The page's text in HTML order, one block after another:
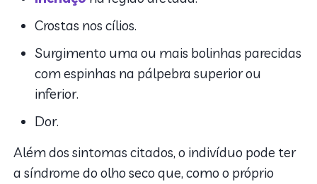
Crostas nos cílios.
Surgimento uma ou mais bolinhas parecidas
com espinhas na pálpebra superior ou
inferior.
Dor.
Além dos sintomas citados, o indivíduo pode ter
a síndrome do olho seco que, como o próprio